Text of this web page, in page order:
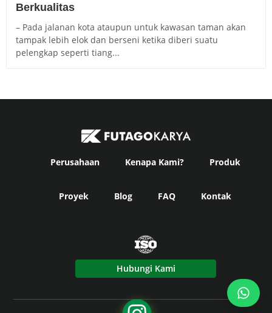
Berkualitas
– Pada jalanan kota ataupun untuk kawasan taman akan
tampak lebih elok dan berseni ketika diberi suatu
pelengkap seperti tiang...
Perusahaan Kenapa Kami? Produk
Proyek Blog FAQ Kontak
Hubungi Kami